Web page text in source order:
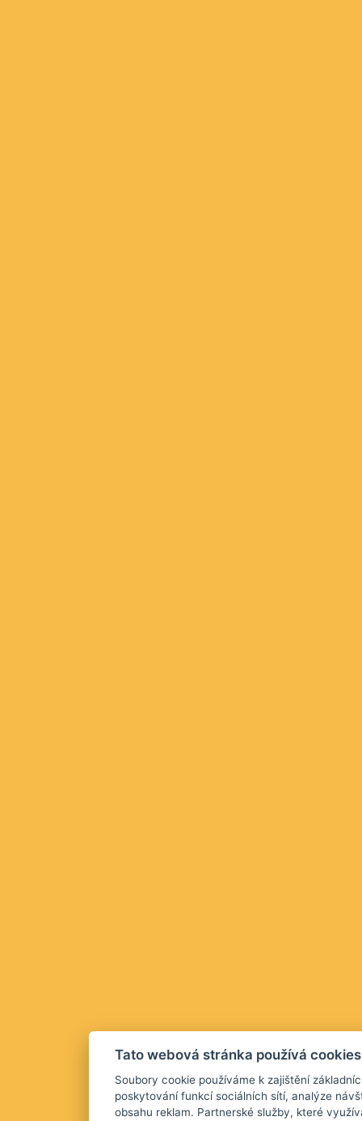
Tato webová stránka používá cookies
Soubory cookie používáme k zajištění
poskytování funkcí sociálních sítí, analýze
obsahu reklam. Partnerské služby, které